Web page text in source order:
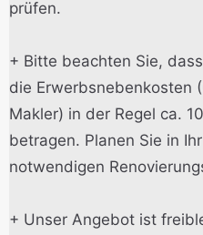
prüfen.
+ Bitte beachten Sie,
die Erwerbsnebenkosten
Makler) in der Regel ca.
betragen. Planen Sie in
notwendigen
+ Unser Angebot ist